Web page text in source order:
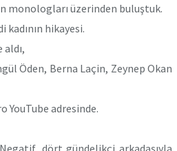
monologları üzerinden buluştuk.
hikayesi.
Öden, Berna Laçin, Zeynep Okan
YouTube adresinde.
dört gündelikçi arkadaşıyla